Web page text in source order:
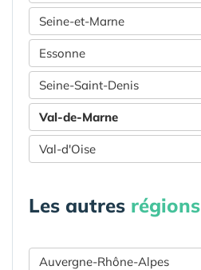
Seine-et-Marne
Essonne
Seine-Saint-Denis
Val-de-Marne
Val-d'Oise
Les autres régions
Auvergne-Rhône-Alpes